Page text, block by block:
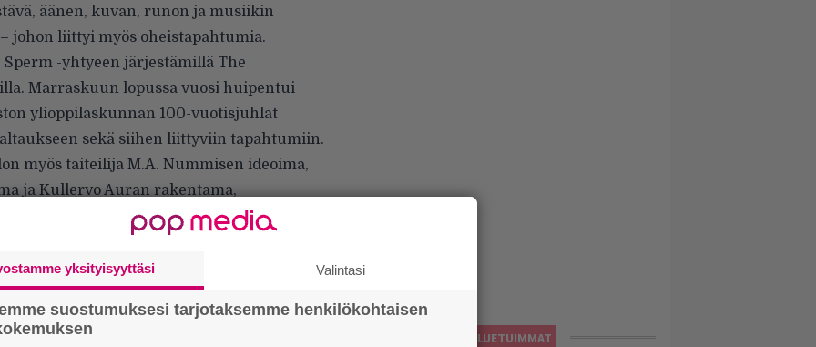
äänen, kuvan, runon ja musiikin
johon liittyi myös oheistapahtumia.
-yhtyeen järjestämillä The
Marraskuun lopussa vuosi huipentui
ylioppilaskunnan 100-vuotisjuhlat
sekä siihen liittyviin tapahtumiin.
myös taiteilija M.A. Nummisen ideoima,
ja Kullervo Auran rakentama,
mittapuulla varhainen,
soittajalle ja laulajalle suunniteltu
LUETUIMMAT
yksityisyyttäsi Valintasi
suostumuksesi tarjotaksemme henkilökohtaisen